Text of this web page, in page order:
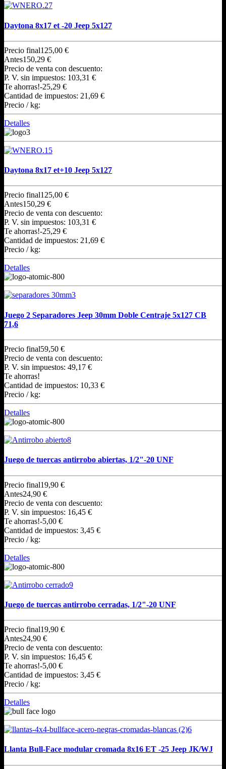
Daytona 8x17 et -20 Jeep 5x127
Precio final125,00 €
Antes150,29 €
Precio de venta con descuento:
P. V. sin impuestos: 103,31 €
Te ahorras!-25,29 €
Cantidad de impuestos: 21,69 €
Precio / kg:
Detalles
Daytona 8x17 et+10 Jeep 5x127
Precio final125,00 €
Antes150,29 €
Precio de venta con descuento:
P. V. sin impuestos: 103,31 €
Te ahorras!-25,29 €
Cantidad de impuestos: 21,69 €
Precio / kg:
Detalles
Juego 2 Separadores Jeep 30mm Doble Centraje 5x127 CB
71,6
Precio final59,50 €
Precio de venta con descuento:
P. V. sin impuestos: 49,17 €
Te ahorras!
Cantidad de impuestos: 10,33 €
Precio / kg:
Detalles
Juego de tuercas antirrobo abiertas, 1/2"-20 UNF
Precio final19,90 €
Antes24,90 €
Precio de venta con descuento:
P. V. sin impuestos: 16,45 €
Te ahorras!-5,00 €
Cantidad de impuestos: 3,45 €
Precio / kg:
Detalles
Juego de tuercas antirrobo cerradas, 1/2"-20 UNF
Precio final19,90 €
Antes24,90 €
Precio de venta con descuento:
P. V. sin impuestos: 16,45 €
Te ahorras!-5,00 €
Cantidad de impuestos: 3,45 €
Precio / kg:
Detalles
Llanta Bull-Face modular cromada 8x16 ET -25 Jeep JK/WJ